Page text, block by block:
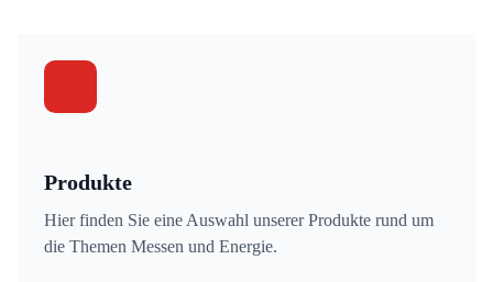
Produkte
Hier finden Sie eine Auswahl unserer Produkte rund um
die Themen Messen und Energie.